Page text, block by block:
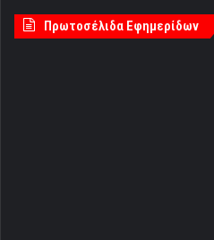
Πρωτοσέλιδα Εφημερίδων